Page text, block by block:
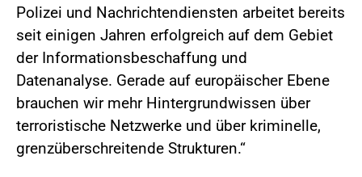
Polizei und Nachrichtendiensten arbeitet bereits
seit einigen Jahren erfolgreich auf dem Gebiet
der Informationsbeschaffung und
Datenanalyse. Gerade auf europäischer Ebene
brauchen wir mehr Hintergrundwissen über
terroristische Netzwerke und über kriminelle,
grenzüberschreitende Strukturen.“